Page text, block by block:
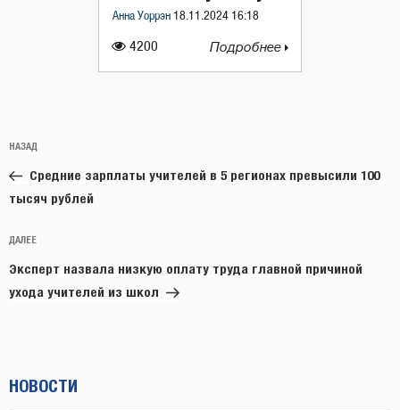
4200
Анна Уоррэн 18.11.2024 16:18
Подробнее
по
записям
Предыдущая
запись:
НАЗАД
Средние зарплаты учителей в 5 регионах превысили 100
тысяч рублей
Следующая
запись
ДАЛЕЕ
Эксперт назвала низкую оплату труда главной причиной
ухода учителей из школ
НОВОСТИ